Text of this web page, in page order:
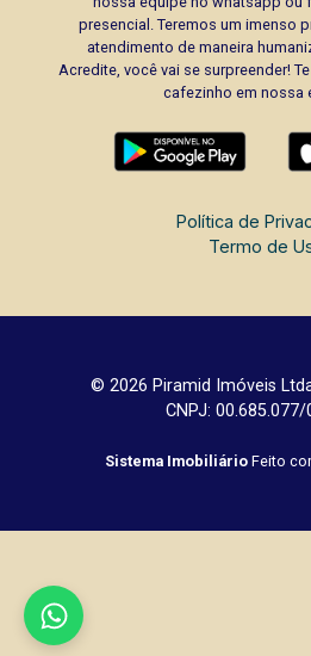
presencial. Teremos um imenso
atendimento de maneira
Acredite, você vai se surpreender!
cafezinho em nossa
Política de
Termo de
© 2026 Piramid Imóveis
CNPJ:
Sistema Imobiliário Feito